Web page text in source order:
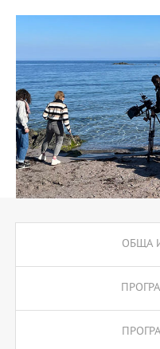
Специфика на снимачната
аспекти на филмовата и
Кинодраматургия,
художествено
Усвояване на
Операторски техники при
игралното кино, Работа в
третата и четвъртата
специализирани курсове
учебни форми. През
три специализации, които
квалификация.
ОБЩА